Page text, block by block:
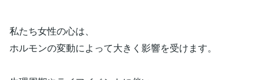
私たち女性の心は、
ホルモンの変動によって大きく影響を受けます。